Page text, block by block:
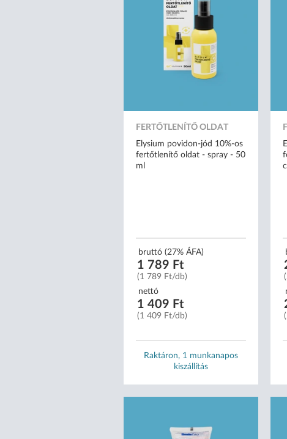
FERTŐTLENÍTŐ OLDAT
Elysium povidon-jód 10%-os
fertőtlenítő oldat - spray - 50
ml
bruttó (27% ÁFA)
1 789 Ft
(1 789 Ft/db)
nettó
1 409 Ft
(1 409 Ft/db)
Raktáron, 1 munkanapos
kiszállítás